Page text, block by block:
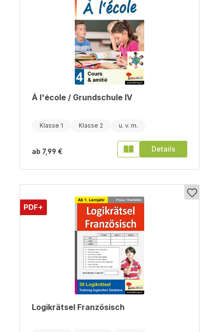
À l'école / Grundschule IV
Klasse 1 Klasse 2
ab 7,99 € Details
PDF+
Logikrätsel Französisch